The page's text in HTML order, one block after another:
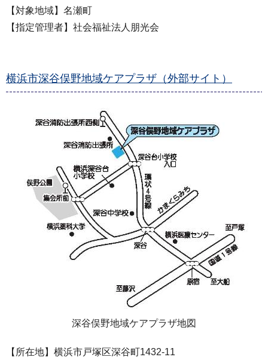
【対象地域】名瀬町
【指定管理者】社会福祉法人朋光会
横浜市深谷俣野地域ケアプラザ（外部サイト）
深谷俣野地域ケアプラザ地図
【所在地】横浜市戸塚区深谷町1432-11